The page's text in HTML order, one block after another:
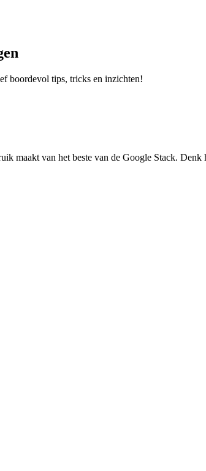
boordevol tips, tricks en inzichten!
maakt van het beste van de Google Stack.